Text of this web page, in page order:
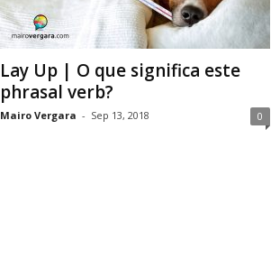
Lay Up | O que significa este
phrasal verb?
Mairo Vergara - Sep 13, 2018 0